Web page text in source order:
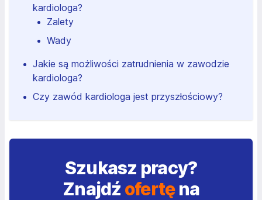
kardiologa?
Zalety
Wady
Jakie są możliwości zatrudnienia w zawodzie
kardiologa?
Czy zawód kardiologa jest przyszłościowy?
Szukasz pracy?
Znajdź ofertęna